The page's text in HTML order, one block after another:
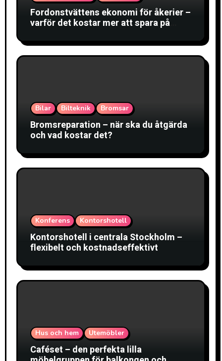
Fordonstvättens ekonomi för åkerier –
varför det kostar mer att spara på
Bilar Bilteknik Bromsar
Bromsreparation – när ska du åtgärda
och vad kostar det?
Konferens Kontorshotell
Kontorshotell i centrala Stockholm –
flexibelt och kostnadseffektivt
Hus och hem Utemöbler
Caféset – den perfekta lilla